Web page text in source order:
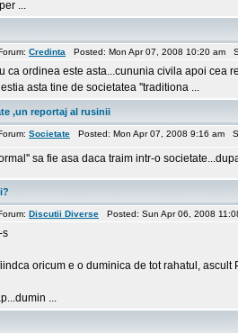
...
Credinta Posted: Mon Apr 07, 2008 10:20 am
ca ordinea este asta...cununia civila apoi cea
asta tine de societatea ''traditiona ...
,un reportaj al rusinii
Societate Posted: Mon Apr 07, 2008 9:16 am
sa fie asa daca traim intr-o
Discutii Diverse Posted: Sun Apr 06, 2008
s
oricum e o duminica de tot rahatul,
...